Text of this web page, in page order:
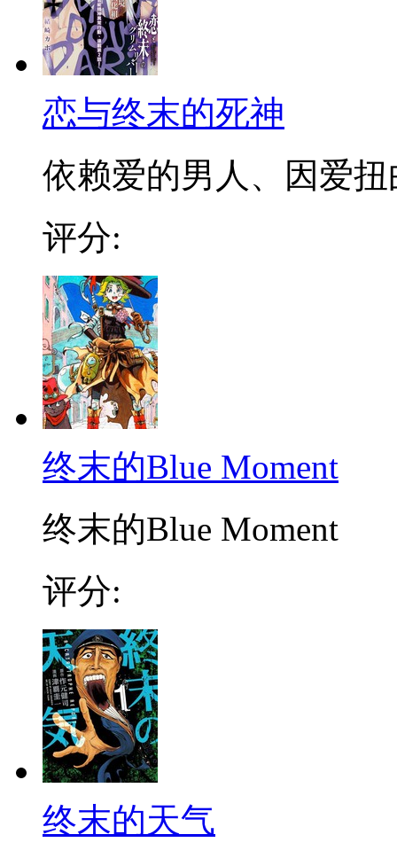
恋与终末的死神
依赖爱的男人、因爱
评分:
终末的Blue Moment
终末的Blue Moment
评分:
终末的天气